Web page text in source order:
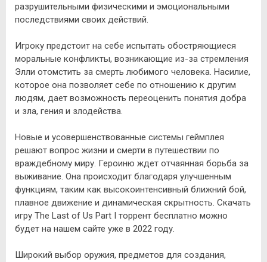
разрушительными физическими и эмоциональными
последствиями своих действий.
Игроку предстоит на себе испытать обостряющиеся
моральные конфликты, возникающие из-за стремления
Элли отомстить за смерть любимого человека. Насилие,
которое она позволяет себе по отношению к другим
людям, дает возможность переоценить понятия добра
и зла, гения и злодейства.
Новые и усовершенствованные системы геймплея
решают вопрос жизни и смерти в путешествии по
враждебному миру. Героиню ждет отчаянная борьба за
выживание. Она происходит благодаря улучшенным
функциям, таким как высокоинтенсивный ближний бой,
плавное движение и динамическая скрытность. Скачать
игру The Last of Us Part I торрент бесплатно можно
будет на нашем сайте уже в 2022 году.
Широкий выбор оружия, предметов для создания,